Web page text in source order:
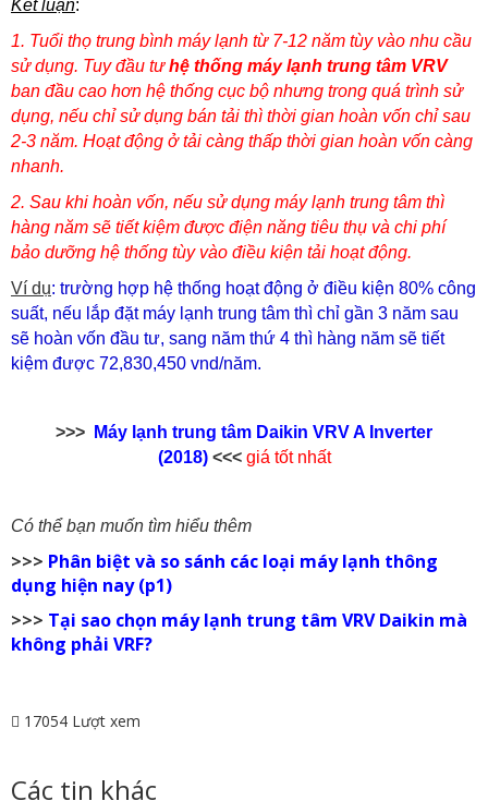
Kết luận:
1. Tuổi thọ trung bình máy lạnh từ 7-12 năm tùy vào nhu cầu
sử dụng. Tuy đầu tưhệ thống máy lạnh trung tâm VRV
ban đầu cao hơn hệ thống cục bộ nhưng trong quá trình sử
dụng, nếu chỉ sử dụng bán tải thì thời gian hoàn vốn chỉ sau
2-3 năm. Hoạt động ở tải càng thấp thời gian hoàn vốn càng
nhanh.
2. Sau khi hoàn vốn, nếu sử dụng máy lạnh trung tâm thì
hàng năm sẽ tiết kiệm được điện năng tiêu thụ và chi phí
bảo dưỡng hệ thống tùy vào điều kiện tải hoạt động.
Ví dụ: trường hợp hệ thống hoạt động ở điều kiện 80% công
suất, nếu lắp đặt máy lạnh trung tâm thì chỉ gần 3 năm sau
sẽ hoàn vốn đầu tư, sang năm thứ 4 thì hàng năm sẽ tiết
kiệm được 72,830,450 vnd/năm.
>>>
Máy lạnh trung tâm Daikin VRV A Inverter
(2018) <<< giá tốt nhất
Có thể bạn muốn tìm hiểu thêm
>>> Phân biệt và so sánh các loại máy lạnh thông
dụng hiện nay (p1)
>>> Tại sao chọn máy lạnh trung tâm VRV Daikin mà
không phải VRF?
17054 Lượt xem
Các tin khác